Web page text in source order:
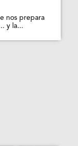
nos prepara
y la...